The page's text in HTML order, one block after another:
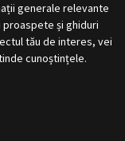
generale relevante
și ghiduri
tău de interes, vei
cunoștințele.